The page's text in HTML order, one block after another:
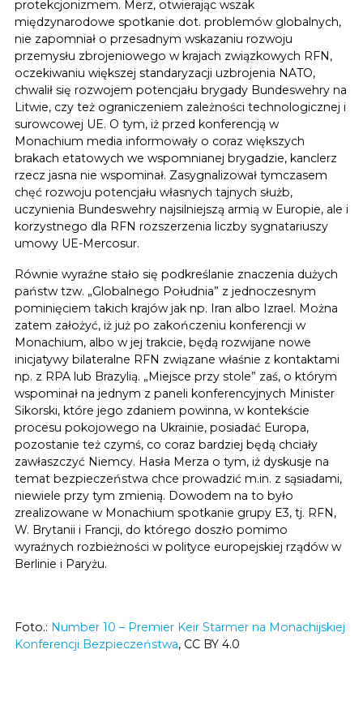
protekcjonizmem. Merz, otwierając wszak
międzynarodowe spotkanie dot. problemów globalnych,
nie zapomniał o przesadnym wskazaniu rozwoju
przemysłu zbrojeniowego w krajach związkowych RFN,
oczekiwaniu większej standaryzacji uzbrojenia NATO,
chwalił się rozwojem potencjału brygady Bundeswehry na
Litwie, czy też ograniczeniem zależności technologicznej i
surowcowej UE. O tym, iż przed konferencją w
Monachium media informowały o coraz większych
brakach etatowych we wspomnianej brygadzie, kanclerz
rzecz jasna nie wspominał. Zasygnalizował tymczasem
chęć rozwoju potencjału własnych tajnych służb,
uczynienia Bundeswehry najsilniejszą armią w Europie, ale i
korzystnego dla RFN rozszerzenia liczby sygnatariuszy
umowy UE-Mercosur.
Równie wyraźne stało się podkreślanie znaczenia dużych
państw tzw. „Globalnego Południa” z jednoczesnym
pominięciem takich krajów jak np. Iran albo Izrael. Można
zatem założyć, iż już po zakończeniu konferencji w
Monachium, albo w jej trakcie, będą rozwijane nowe
inicjatywy bilateralne RFN związane właśnie z kontaktami
np. z RPA lub Brazylią. „Miejsce przy stole” zaś, o którym
wspominał na jednym z paneli konferencyjnych Minister
Sikorski, które jego zdaniem powinna, w kontekście
procesu pokojowego na Ukrainie, posiadać Europa,
pozostanie też czymś, co coraz bardziej będą chciały
zawłaszczyć Niemcy. Hasła Merza o tym, iż dyskusje na
temat bezpieczeństwa chce prowadzić m.in. z sąsiadami,
niewiele przy tym zmienią. Dowodem na to było
zrealizowane w Monachium spotkanie grupy E3, tj. RFN,
W. Brytanii i Francji, do którego doszło pomimo
wyraźnych rozbieżności w polityce europejskiej rządów w
Berlinie i Paryżu.
Foto.: Number 10 – Premier Keir Starmer na Monachijskiej
Konferencji Bezpieczeństwa, CC BY 4.0